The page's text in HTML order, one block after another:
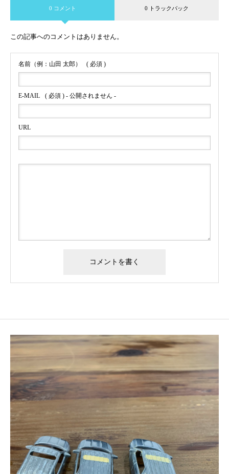
0 コメント 0 トラックバック
この記事へのコメントはありません。
名前（例：山田 太郎） ( 必須 )
E-MAIL ( 必須 ) - 公開されません -
URL